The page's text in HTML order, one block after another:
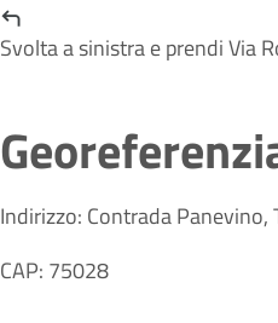
Svolta a sinistra e prendi Via
Indirizzo: Contrada
CAP: 75028